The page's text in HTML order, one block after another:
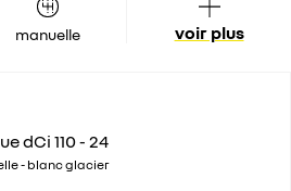
manuelle voir plus
dCi 110 - 24
- blanc glacier